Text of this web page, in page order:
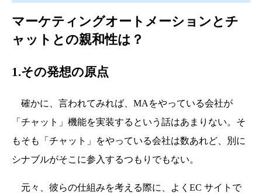
マーケティングオートメーションとチ
ャットとの親和性は？
1.その発想の原点
確かに、言われてみれば、MAをやっている会社が
「チャット」機能を実装するという話はあまりない。そ
もそも「チャット」をやっている会社は数あれど、別に
シナブルがそこに参入するつもりでもない。
元々、彼らの仕組みを考える際に、よくEC サイトで